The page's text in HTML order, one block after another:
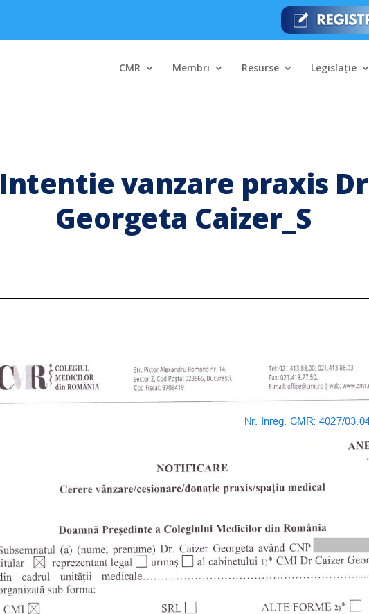
CMR Membri Resurse Legislație
Intentie vanzare praxis Dr
Georgeta Caizer_S